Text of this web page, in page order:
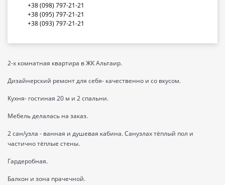
+38 (098) 797-21-21
+38 (095) 797-21-21
+38 (093) 797-21-21
2-х комнатная квартира в ЖК Альтаир.
Дизайнерский ремонт для себя- качественно и со вкусом.
Кухня- гостиная 20 м и 2 спальни.
Мебель делалась на заказ.
2 сан/узла - ванная и душевая кабина. Санузлах тёплый пол и
частично тёплые стены.
Гардеробная.
Балкон и зона прачечной.